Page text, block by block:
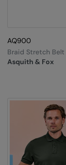
AQ900
Asquith & Fox
Braid Stretch Belt